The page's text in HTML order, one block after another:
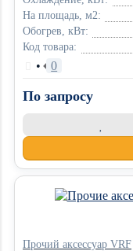
На площадь, м2:
Обогрев, кВт:
Код товара:
• 0
По запросу
Прочий аксессуар VRF